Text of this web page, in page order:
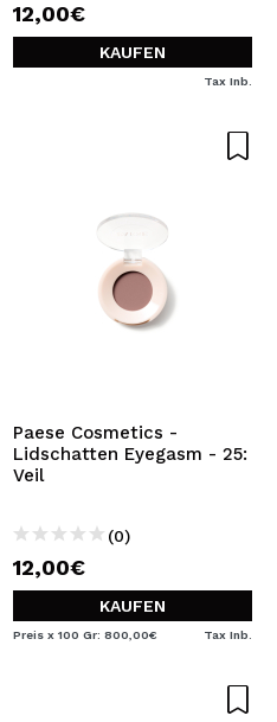
12,00€
KAUFEN
Tax Inb.
Paese Cosmetics -
Lidschatten Eyegasm - 25:
Veil
(0)
12,00€
KAUFEN
Preis x 100 Gr: 800,00€ Tax Inb.